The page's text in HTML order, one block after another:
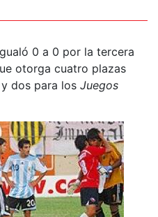
0 a 0 por la tercera
otorga cuatro plazas
y dos para los Juegos